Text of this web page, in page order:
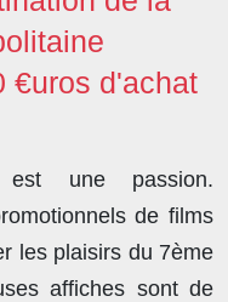
€uros d'achat
une passion.
de films
les plaisirs du 7ème
affiches sont de